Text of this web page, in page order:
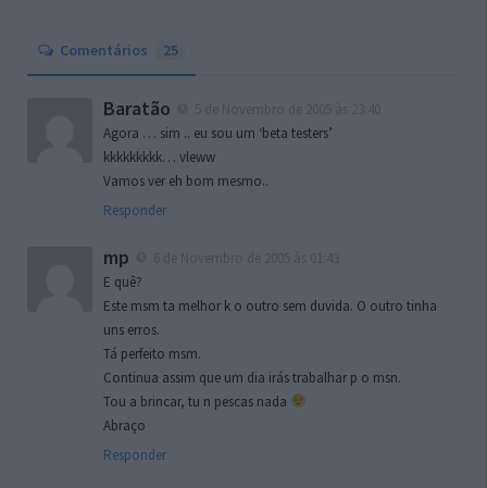
Comentários 25
Baratão
Agora … sim .. eu sou um ‘beta testers’
kkkkkkkkk… vleww
Vamos ver eh bom mesmo..
Responder
mp
E quê?
Este msm ta melhor k o outro sem duvida. O outro tinha
uns erros.
Tá perfeito msm.
Continua assim que um dia irás trabalhar p o msn.
Tou a brincar, tu n pescas nada
Abraço
Responder